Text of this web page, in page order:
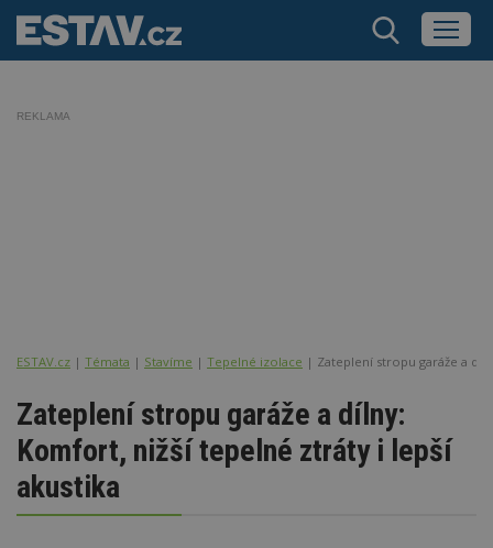
REKLAMA
ESTAV.cz Témata Stavíme Tepelné izolace Zateplení stropu garáže a
Zateplení stropu garáže a dílny:
Komfort, nižší tepelné ztráty i lepší
akustika